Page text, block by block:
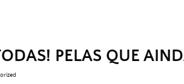
PELAS QUE